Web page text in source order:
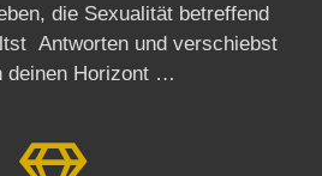
die Sexualität betreffend
Antworten und verschiebst
deinen Horizont …